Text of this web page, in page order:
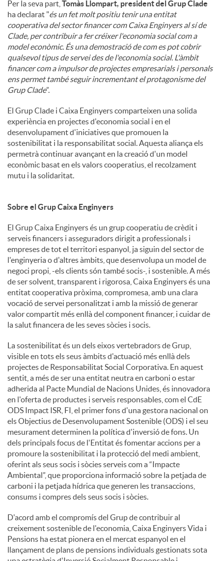
Per la seva part, Tomàs Llompart, president del Grup Clade
ha declarat "és un fet molt positiu tenir una entitat
cooperativa del sector financer com Caixa Enginyers al sí de
Clade, per contribuir a fer créixer l'economia social com a
model econòmic. És una demostració de com es pot cobrir
qualsevol tipus de servei des de l'economia social. L'àmbit
financer com a impulsor de projectes empresarials i personals
ens permet també seguir incrementant el protagonisme del
Grup Clade”.
El Grup Clade i Caixa Enginyers comparteixen una solida
experiència en projectes d'economia social i en el
desenvolupament d'iniciatives que promouen la
sostenibilitat i la responsabilitat social. Aquesta aliança els
permetrà continuar avançant en la creació d'un model
econòmic basat en els valors cooperatius, el recolzament
mutu i la solidaritat.
Sobre el Grup Caixa Enginyers
El Grup Caixa Enginyers és un grup cooperatiu de crèdit i
serveis financers i asseguradors dirigit a professionals i
empreses de tot el territori espanyol, ja siguin del sector de
l'enginyeria o d'altres àmbits, que desenvolupa un model de
negoci propi, -els clients són també socis-, i sostenible. A més
de ser solvent, transparent i rigorosa, Caixa Enginyers és una
entitat cooperativa pròxima, compromesa, amb una clara
vocació de servei personalitzat i amb la missió de generar
valor compartit més enllà del component financer, i cuidar de
la salut financera de les seves sòcies i socis.
La sostenibilitat és un dels eixos vertebradors de Grup,
visible en tots els seus àmbits d'actuació més enllà dels
projectes de Responsabilitat Social Corporativa. En aquest
sentit, a més de ser una entitat neutra en carboni o estar
adherida al Pacte Mundial de Nacions Unides, és innovadora
en l'oferta de productes i serveis responsables, com el CdE
ODS Impact ISR, FI, el primer fons d'una gestora nacional on
els Objectius de Desenvolupament Sostenible (ODS) i el seu
mesurament determinen la política d'inversió de fons. Un
dels principals focus de l'Entitat és fomentar accions per a
promoure la sostenibilitat i la protecció del medi ambient,
oferint als seus socis i sòcies serveis com a “Impacte
Ambiental”, que proporciona informació sobre la petjada de
carboni i la petjada hídrica que generen les transaccions,
consums i compres dels seus socis i sòcies.
D'acord amb el compromís del Grup de contribuir al
creixement sostenible de l'economia, Caixa Enginyers Vida i
Pensions ha estat pionera en el mercat espanyol en el
llançament de plans de pensions individuals gestionats sota